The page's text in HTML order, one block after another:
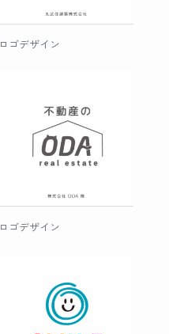
ロゴデザイン
ロゴデザイン